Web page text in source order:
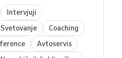
Intervjuji
Svetovanje
Coaching
Avtoservis